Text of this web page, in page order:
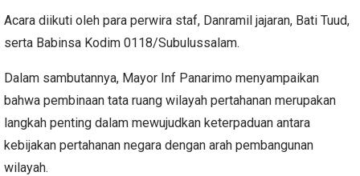
Acara diikuti oleh para perwira staf, Danramil jajaran, Bati Tuud,
serta Babinsa Kodim 0118/Subulussalam.
Dalam sambutannya, Mayor Inf Panarimo menyampaikan
bahwa pembinaan tata ruang wilayah pertahanan merupakan
langkah penting dalam mewujudkan keterpaduan antara
kebijakan pertahanan negara dengan arah pembangunan
wilayah.